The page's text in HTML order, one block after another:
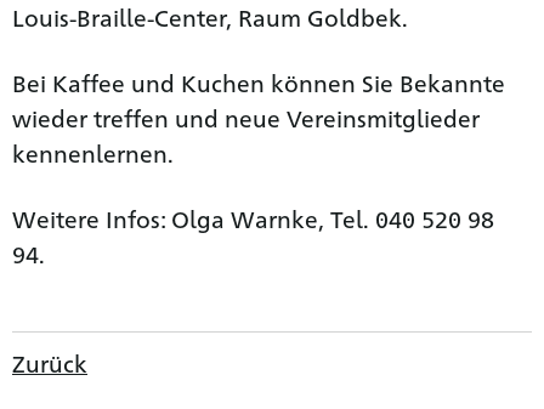
Louis-Braille-Center, Raum Goldbek.
Bei Kaffee und Kuchen können Sie Bekannte
wieder treffen und neue Vereinsmitglieder
kennenlernen.
Weitere Infos: Olga Warnke, Tel. 040 520 98
94.
Zurück